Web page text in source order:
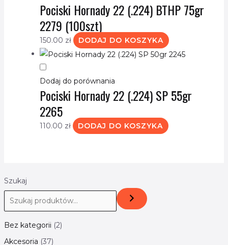
Szukaj
Bez kategorii 2
Akcesoria 37
Pociski Hornady 22 (.224) BTHP 75gr
2279 (100szt)
150.00 zł DODAJ DO KOSZYKA
Dodaj do porównania
Pociski Hornady 22 (.224) SP 55gr
2265
110.00 zł DODAJ DO KOSZYKA